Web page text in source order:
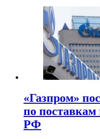
«Газпром»
по поставкам
РФ